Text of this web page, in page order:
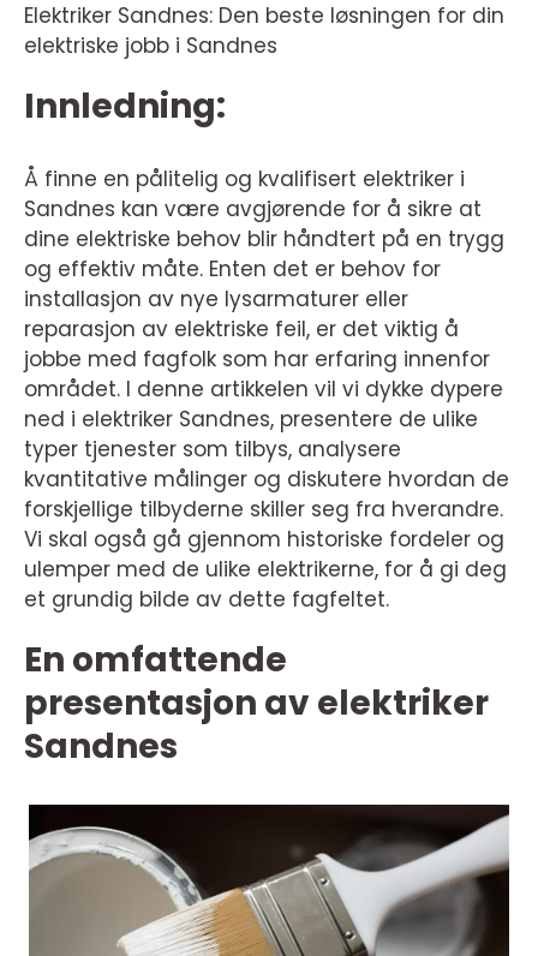
Elektriker Sandnes: Den beste løsningen for din
elektriske jobb i Sandnes
Innledning:
Å finne en pålitelig og kvalifisert elektriker i
Sandnes kan være avgjørende for å sikre at
dine elektriske behov blir håndtert på en trygg
og effektiv måte. Enten det er behov for
installasjon av nye lysarmaturer eller
reparasjon av elektriske feil, er det viktig å
jobbe med fagfolk som har erfaring innenfor
området. I denne artikkelen vil vi dykke dypere
ned i elektriker Sandnes, presentere de ulike
typer tjenester som tilbys, analysere
kvantitative målinger og diskutere hvordan de
forskjellige tilbyderne skiller seg fra hverandre.
Vi skal også gå gjennom historiske fordeler og
ulemper med de ulike elektrikerne, for å gi deg
et grundig bilde av dette fagfeltet.
En omfattende
presentasjon av elektriker
Sandnes